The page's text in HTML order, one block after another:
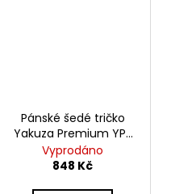
Pánské šedé tričko
Yakuza Premium YPS
BL 204 – Broken
Legend
Vyprodáno
848 Kč